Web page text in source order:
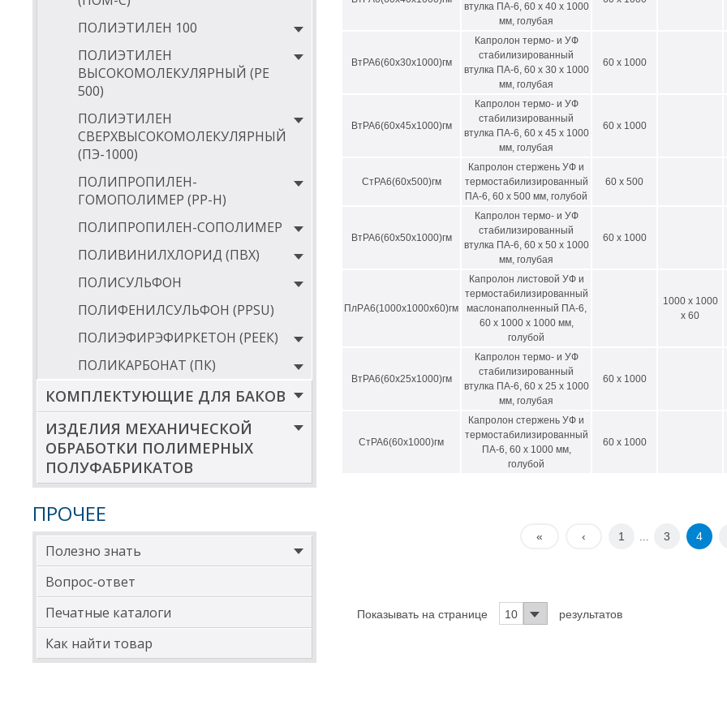
ПОЛИЭТИЛЕН 100
ПОЛИЭТИЛЕН
ВЫСОКОМОЛЕКУЛЯРНЫЙ (РЕ
500)
ПОЛИЭТИЛЕН
СВЕРХВЫСОКОМОЛЕКУЛЯРНЫЙ
(ПЭ-1000)
ПОЛИПРОПИЛЕН-
ГОМОПОЛИМЕР (PP-Н)
ПОЛИПРОПИЛЕН-СОПОЛИМЕР
ПОЛИВИНИЛХЛОРИД (ПВХ)
ПОЛИСУЛЬФОН
ПОЛИФЕНИЛСУЛЬФОН (PPSU)
ПОЛИЭФИРЭФИРКЕТОН (РЕЕК)
ПОЛИКАРБОНАТ (ПК)
КОМПЛЕКТУЮЩИЕ ДЛЯ БАКОВ
ИЗДЕЛИЯ МЕХАНИЧЕСКОЙ
ОБРАБОТКИ ПОЛИМЕРНЫХ
ПОЛУФАБРИКАТОВ
ПРОЧЕЕ
Полезно знать
Вопрос-ответ
Печатные каталоги
Как найти товар
температура плавления, С
удельное объемное электрическое сопротивление ГОСТ 6433.2-71, Ом
поверхностное удельное сопротивление ГОСТ 6433.2-71, Ом*м
коэффициент линейного теплового расширения ГОСТ 15173-70, 10-5
теплопроводность ГОСТ 23630.2-79, Вт/м С
Почему мы предлагаем купить капролон УФ- и
Компания ООО «АНИОН» – динамично развивающееся производственное
оборудованием, высокими производственными мощностями и предлагает
материалов.
Три склада отгрузки в г. Москва, г. Клин Московской области и г. Дзержинск
ираскрой(распил) пластиков на токарных и
Доставка по г. Москве и другим городам России.
Бесплатный номер телефона 8-800-505-59-55.
ООО «АНИОН» более 15 лет на рынке полимеров, накоплен большой опыт
Мы рады предложить Вам высококачественный полимерный материал
втулка ПА-6, 60 х 40 х 1000
мм, голубая
ВтРА6(60х30х1000)гм
Капролон термо- и УФ
стабилизированный
втулка ПА-6, 60 х 30 х 1000
мм, голубая
60 x 1000
ВтРА6(60х45х1000)гм
Капролон термо- и УФ
стабилизированный
втулка ПА-6, 60 х 45 х 1000
мм, голубая
60 x 1000
СтРА6(60х500)гм
Капролон стержень УФ и
термостабилизированный
ПА-6, 60 х 500 мм, голубой
60 x 500
ВтРА6(60х50х1000)гм
Капролон термо- и УФ
стабилизированный
втулка ПА-6, 60 х 50 х 1000
мм, голубая
60 x 1000
ПлPА6(1000х1000х60)гм
Капролон листовой УФ и
термостабилизированный
маслонаполненный ПА-6,
60 х 1000 х 1000 мм,
голубой
1000 x 1000
x 60
ВтРА6(60х25х1000)гм
Капролон термо- и УФ
стабилизированный
втулка ПА-6, 60 х 25 х 1000
мм, голубая
60 x 1000
СтРА6(60х1000)гм
Капролон стержень УФ и
термостабилизированный
ПА-6, 60 х 1000 мм,
голубой
60 x 1000
« ‹ 1 ... 3 4
Показывать на странице 10 результатов